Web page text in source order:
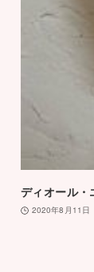
ディオール・
2020年8月11日